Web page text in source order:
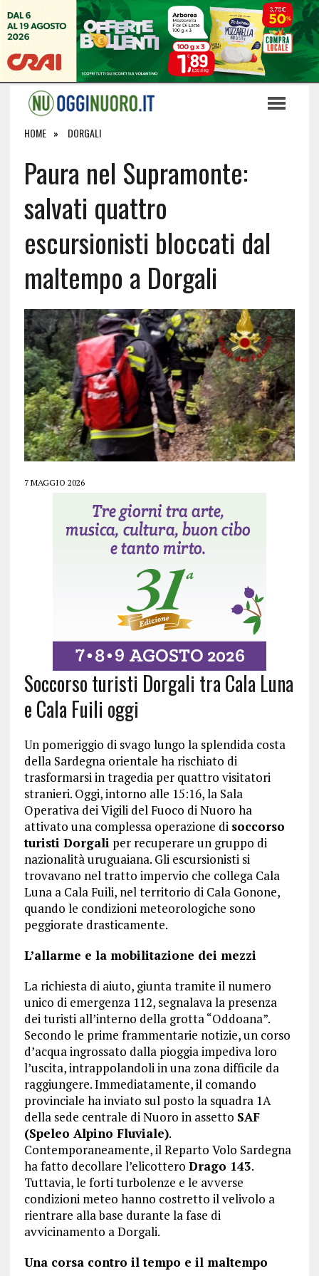
HOME DORGALI
Paura nel Supramonte:
salvati quattro
escursionisti bloccati dal
maltempo a Dorgali
7 MAGGIO 2026
Soccorso turisti Dorgali tra Cala Luna
e Cala Fuili oggi
Un pomeriggio di svago lungo la splendida costa
della Sardegna orientale ha rischiato di
trasformarsi in tragedia per quattro visitatori
stranieri. Oggi, intorno alle 15:16, la Sala
Operativa dei Vigili del Fuoco di Nuoro ha
attivato una complessa operazione di soccorso
turisti Dorgali per recuperare un gruppo di
nazionalità uruguaiana. Gli escursionisti si
trovavano nel tratto impervio che collega Cala
Luna a Cala Fuili, nel territorio di Cala Gonone,
quando le condizioni meteorologiche sono
peggiorate drasticamente.
L’allarme e la mobilitazione dei mezzi
La richiesta di aiuto, giunta tramite il numero
unico di emergenza 112, segnalava la presenza
dei turisti all’interno della grotta “Oddoana”.
Secondo le prime frammentarie notizie, un corso
d’acqua ingrossato dalla pioggia impediva loro
l’uscita, intrappolandoli in una zona difficile da
raggiungere. Immediatamente, il comando
provinciale ha inviato sul posto la squadra 1A
della sede centrale di Nuoro in assetto SAF
(Speleo Alpino Fluviale).
Contemporaneamente, il Reparto Volo Sardegna
ha fatto decollare l’elicottero Drago 143.
Tuttavia, le forti turbolenze e le avverse
condizioni meteo hanno costretto il velivolo a
rientrare alla base durante la fase di
avvicinamento a Dorgali.
Una corsa contro il tempo e il maltempo